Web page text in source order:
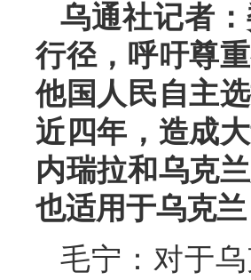
乌通社记者
行径，呼吁尊
他国人民自主
近四年，造成
内瑞拉和乌克
也适用于乌克兰
毛宁：对于